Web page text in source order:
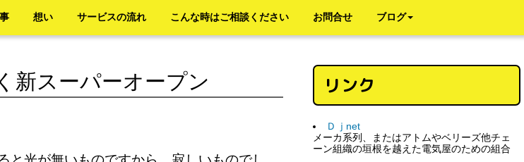
想い サービスの流れ こんな時はご相談ください お問合せ ブログ
新スーパーオープン リンク
Ｄｊnet
メーカ系列、またはアトムやベリーズ他チェ
ーン組織の垣根を越えた電気屋のための組合